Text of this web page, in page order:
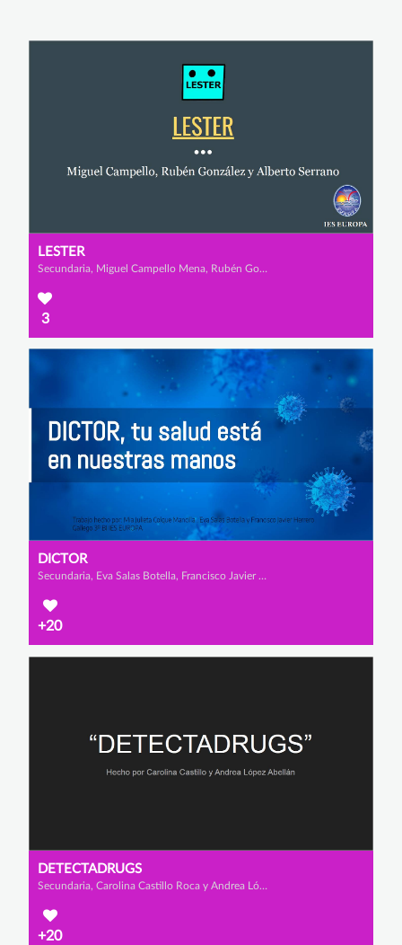
LESTER
Secundaria, Miguel Campello Mena, Rubén González Méndez y Alberto Serrano Martínez
3
DICTOR
Secundaria, Eva Salas Botella, Francisco Javier Gallego Herrero y Mia Julieta Colque Mancilla
+20
DETECTADRUGS
Secundaria, Carolina Castillo Roca y Andrea López Abellán
+20